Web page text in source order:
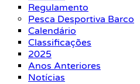
Regulamento
Pesca Desportiva Barco
Calendário
Classificações
2025
Anos Anteriores
Notícias